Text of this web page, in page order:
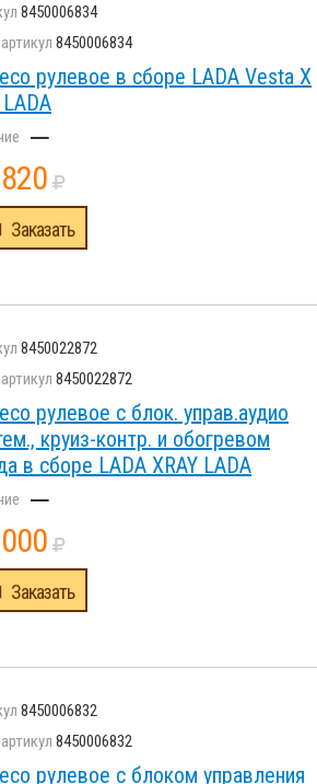
8450006834
8450006834
рулевое в сборе LADA Vesta X
LADA
–
Заказать
8450022872
8450022872
рулевое с блок. управ.аудио
круиз-контр. и обогревом
в сборе LADA XRAY LADA
–
Заказать
8450006832
8450006832
рулевое с блоком управления